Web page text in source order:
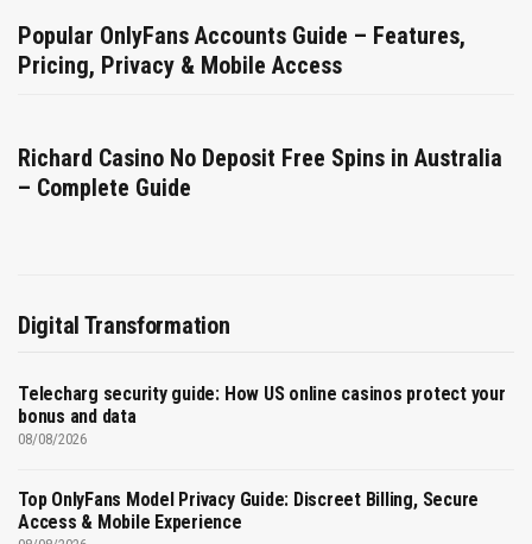
Popular OnlyFans Accounts Guide – Features,
Pricing, Privacy & Mobile Access
Richard Casino No Deposit Free Spins in Australia
– Complete Guide
Digital Transformation
Telecharg security guide: How US online casinos protect your
bonus and data
08/08/2026
Top OnlyFans Model Privacy Guide: Discreet Billing, Secure
Access & Mobile Experience